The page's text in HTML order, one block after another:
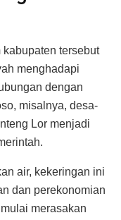
tersebut
menghadapi
dengan
misalnya, desa-
Lor menjadi
air, kekeringan ini
dan perekonomian
merasakan